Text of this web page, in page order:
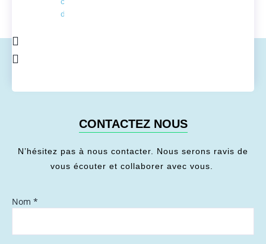
de l'énergie
CONTACTEZ NOUS
N’hésitez pas à nous contacter. Nous serons ravis de
vous écouter et collaborer avec vous.
Nom *